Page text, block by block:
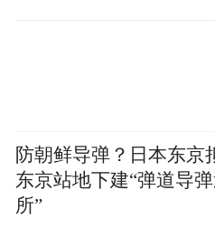
值得注意的是，巴拿
网（Politico）曾刊文
国政府面对来自美国
反而屡屡让步。报道
防朝鲜导弹？日本东京
东京站地下建“弹道导
所”